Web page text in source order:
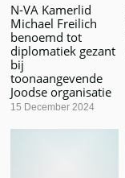
N-VA Kamerlid
Michael Freilich
benoemd tot
diplomatiek gezant
bij
toonaangevende
Joodse organisatie
15 December 2024